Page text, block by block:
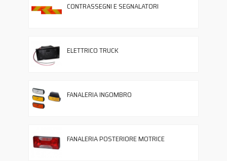
CONTRASSEGNI E SEGNALATORI
ELETTRICO TRUCK
FANALERIA INGOMBRO
FANALERIA POSTERIORE MOTRICE